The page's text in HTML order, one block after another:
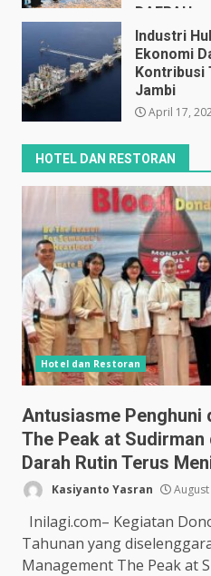
DAERAH
April 17,
Industri
Ekonomi
Kontribusi
Jambi
April 17,
HOTEL DAN RESTORAN
Hotel dan Restoran
Antusiasme Penghuni
The Peak at Sudirman
Darah Rutin Terus
Kasiyanto Yasran
Inilagi.com– Kegiatan
Tahunan yang
Management The Peak at